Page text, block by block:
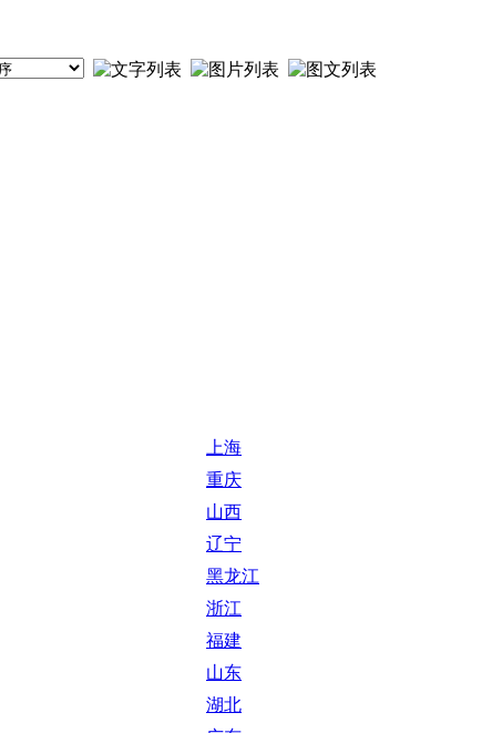
上海
重庆
山西
辽宁
黑龙江
浙江
福建
山东
湖北